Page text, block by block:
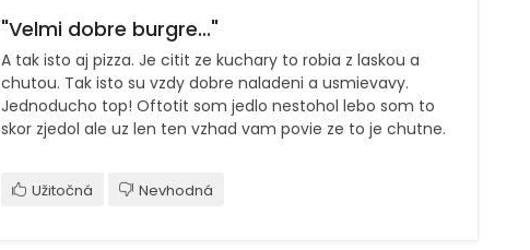
"Velmi dobre burgre..."
A tak isto aj pizza. Je citit ze kuchary to robia z laskou a
chutou. Tak isto su vzdy dobre naladeni a usmievavy.
Jednoducho top! Oftotit som jedlo nestohol lebo som to
skor zjedol ale uz len ten vzhad vam povie ze to je chutne.
Užitočná Nevhodná